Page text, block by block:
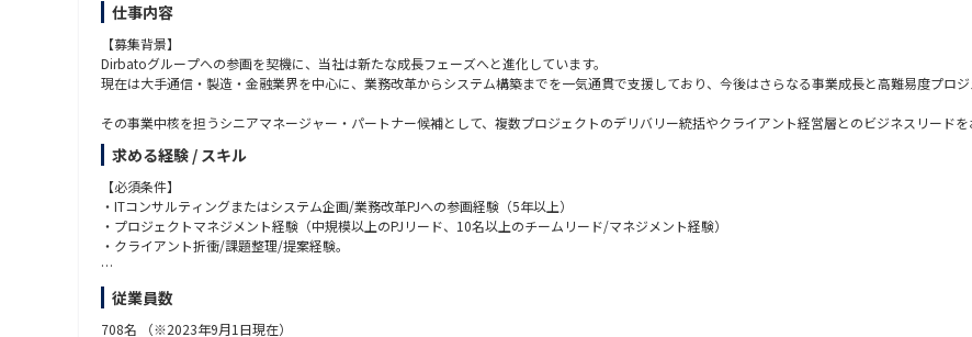
仕事内容
【募集背景】
Dirbatoグループへの参画を契機に、当社は新たな成長フェーズへと進化しています。
現在は大手通信・製造・金融業界を中心に、業務改革からシステム構築までを一気通貫で支援しており、今後はさらなる事業成長と高難易度プロ
その事業中核を担うシニアマネージャー・パートナー候補として、複数プロジェクトのデリバリー統括やクライアント経営層とのビジネスリードを
HP掲載：https://www.ambl.co.jp/news/detail/20251023_36474/
【業務内容】
当社のITコンサルティング部門における事業戦略推進および組織マネジメントの中核を担います。
製造・金融・通信・不動産・建設業界などの大手企業を中心に、DX推進や業務変革PJを構想策定から実行・定着化まで一貫してリードし、経営層
変革実現を支援いただきます。
▼主な業務内容
・複数DXプロジェクトのデリバリー統括および品質・収益管理
求める経験 / スキル
【必須条件】
・ITコンサルティングまたはシステム企画/業務改革PJへの参画経験（5年以上）
・プロジェクトマネジメント経験（中規模以上のPJリード、10名以上のチームリード/マネジメント経験）
・クライアント折衝/課題整理/提案経験。
【歓迎条件】
・大規模プロジェクト（億単位／30名以上規模）の統括経験
・複数業界/複数領域でのPJ経験（PM/PMO）
従業員数
708名 （※2023年9月1日現在）